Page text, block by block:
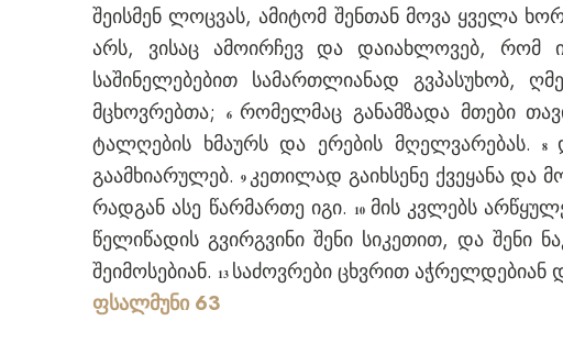
შეისმენ ლოცვას, ამიტომ შენთან მოვა ყველა
არს, ვისაც ამოირჩევ და დაიახლოვებ, რომ
საშინელებებით სამართლიანად გვპასუხობ,
მცხოვრებთა;
6 რომელმაც განამზადა მთები
ტალღების ხმაურს და ერების მღელვარებას.8
გაამხიარულებ. 9 კეთილად გაიხსენე ქვეყანა და
რადგან ასე წარმართე იგი.
10 მის კვლებს
წელიწადის გვირგვინი შენი სიკეთით, და შენი
შეიმოსებიან. 13 საძოვრები ცხვრით
ფსალმუნი 63